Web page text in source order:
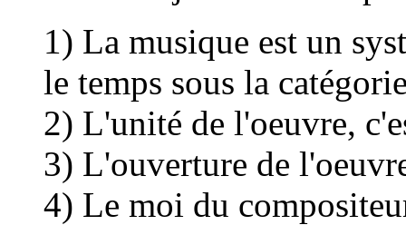
1) La musique est un
le temps sous la
2) L'unité de l'oeuvre,
3) L'ouverture de
4) Le moi du